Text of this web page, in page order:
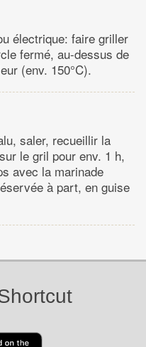
électrique: faire griller
fermé, au-dessus de
(env. 150°C).
saler, recueillir la
le gril pour env. 1 h,
avec la marinade
à part, en guise